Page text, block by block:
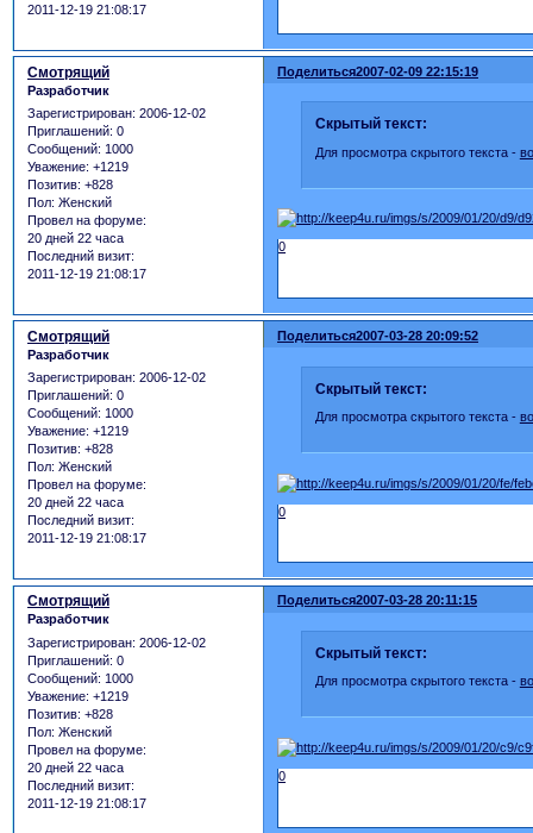
2011-12-19 21:08:17
Поделиться2007-02-09 22:15:19
Смотрящий
Разработчик
Зарегистрирован: 2006-12-02
Приглашений: 0
Сообщений: 1000
Уважение: +1219
Позитив: +828
Пол: Женский
Провел на форуме:
20 дней 22 часа
Последний визит:
2011-12-19 21:08:17
Скрытый текст:
Для просмотра скрытого текста -
0
Поделиться2007-03-28 20:09:52
Смотрящий
Разработчик
Зарегистрирован: 2006-12-02
Приглашений: 0
Сообщений: 1000
Уважение: +1219
Позитив: +828
Пол: Женский
Провел на форуме:
20 дней 22 часа
Последний визит:
2011-12-19 21:08:17
Скрытый текст:
Для просмотра скрытого текста -
0
Поделиться2007-03-28 20:11:15
Смотрящий
Разработчик
Зарегистрирован: 2006-12-02
Приглашений: 0
Сообщений: 1000
Уважение: +1219
Позитив: +828
Пол: Женский
Провел на форуме:
20 дней 22 часа
Последний визит:
2011-12-19 21:08:17
Скрытый текст:
Для просмотра скрытого текста -
0